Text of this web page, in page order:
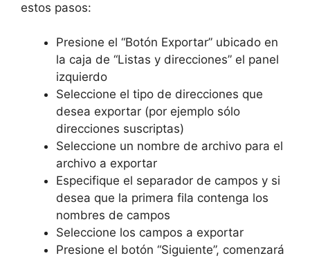
estos pasos:
Presione el “Botón Exportar” ubicado en
la caja de “Listas y direcciones” el panel
izquierdo
Seleccione el tipo de direcciones que
desea exportar (por ejemplo sólo
direcciones suscriptas)
Seleccione un nombre de archivo para el
archivo a exportar
Especifique el separador de campos y si
desea que la primera fila contenga los
nombres de campos
Seleccione los campos a exportar
Presione el botón “Siguiente”, comenzará